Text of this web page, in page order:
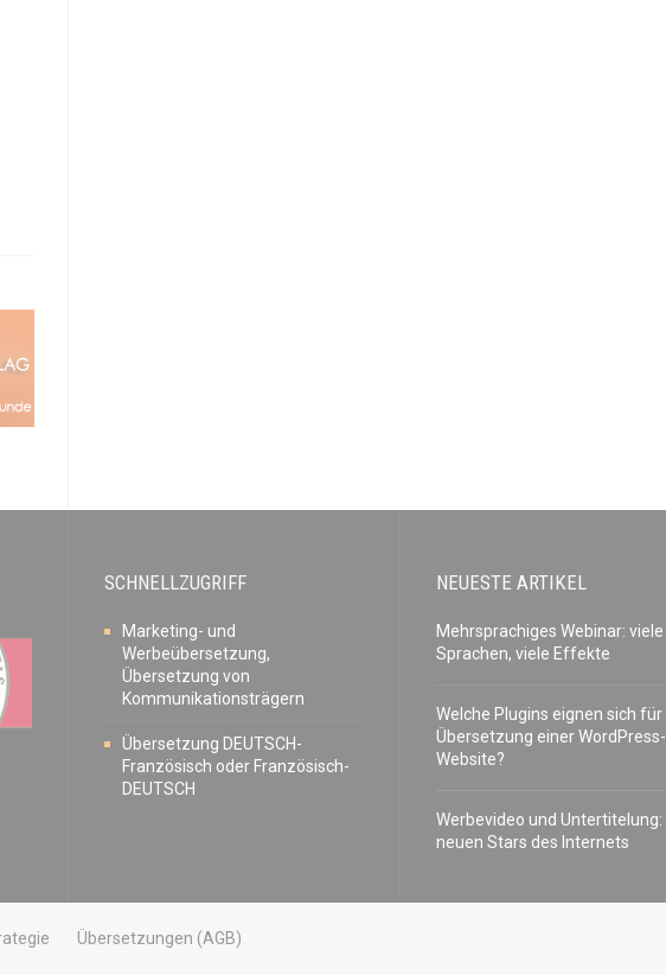
SCHNELLZUGRIFF
Marketing- und
Werbeübersetzung,
Übersetzung von
Kommunikationsträgern
Übersetzung DEUTSCH-
Französisch oder Französisch-
DEUTSCH
NEUESTE ARTIKEL
Mehrsprachiges Webinar: viele
Sprachen, viele Effekte
Welche Plugins eignen sich für
Übersetzung einer WordPress-
Website?
Werbevideo und Untertitelung:
neuen Stars des Internets
Übersetzungen (AGB)